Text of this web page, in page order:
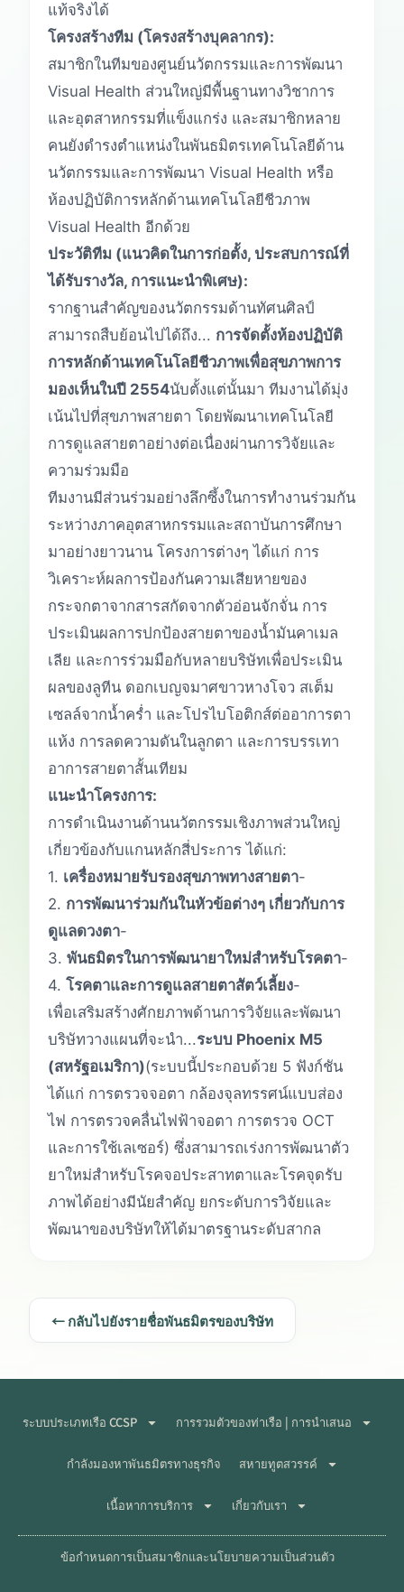
แท้จริงได้
โครงสร้างทีม (โครงสร้างบุคลากร):
สมาชิกในทีมของศูนย์นวัตกรรมและการพัฒนา
Visual Health ส่วนใหญ่มีพื้นฐานทางวิชาการ
และอุตสาหกรรมที่แข็งแกร่ง และสมาชิกหลาย
คนยังดำรงตำแหน่งในพันธมิตรเทคโนโลยีด้าน
นวัตกรรมและการพัฒนา Visual Health หรือ
ห้องปฏิบัติการหลักด้านเทคโนโลยีชีวภาพ
Visual Health อีกด้วย
ประวัติทีม (แนวคิดในการก่อตั้ง, ประสบการณ์ที่
ได้รับรางวัล, การแนะนำพิเศษ):
รากฐานสำคัญของนวัตกรรมด้านทัศนศิลป์
สามารถสืบย้อนไปได้ถึง... การจัดตั้งห้องปฏิบัติ
การหลักด้านเทคโนโลยีชีวภาพเพื่อสุขภาพการ
มองเห็นในปี 2554นับตั้งแต่นั้นมา ทีมงานได้มุ่ง
เน้นไปที่สุขภาพสายตา โดยพัฒนาเทคโนโลยี
การดูแลสายตาอย่างต่อเนื่องผ่านการวิจัยและ
ความร่วมมือ
ทีมงานมีส่วนร่วมอย่างลึกซึ้งในการทำงานร่วมกัน
ระหว่างภาคอุตสาหกรรมและสถาบันการศึกษา
มาอย่างยาวนาน โครงการต่างๆ ได้แก่ การ
วิเคราะห์ผลการป้องกันความเสียหายของ
กระจกตาจากสารสกัดจากตัวอ่อนจักจั่น การ
ประเมินผลการปกป้องสายตาของน้ำมันคาเมล
เลีย และการร่วมมือกับหลายบริษัทเพื่อประเมิน
ผลของลูทีน ดอกเบญจมาศขาวหางโจว สเต็ม
เซลล์จากน้ำคร่ำ และโปรไบโอติกส์ต่ออาการตา
แห้ง การลดความดันในลูกตา และการบรรเทา
อาการสายตาสั้นเทียม
แนะนำโครงการ:
การดำเนินงานด้านนวัตกรรมเชิงภาพส่วนใหญ่
เกี่ยวข้องกับแกนหลักสี่ประการ ได้แก่:
1. เครื่องหมายรับรองสุขภาพทางสายตา-
2. การพัฒนาร่วมกันในหัวข้อต่างๆ เกี่ยวกับการ
ดูแลดวงตา-
3. พันธมิตรในการพัฒนายาใหม่สำหรับโรคตา-
4. โรคตาและการดูแลสายตาสัตว์เลี้ยง-
เพื่อเสริมสร้างศักยภาพด้านการวิจัยและพัฒนา
บริษัทวางแผนที่จะนำ...ระบบ Phoenix M5
(สหรัฐอเมริกา)(ระบบนี้ประกอบด้วย 5 ฟังก์ชัน
ได้แก่ การตรวจจอตา กล้องจุลทรรศน์แบบส่อง
ไฟ การตรวจคลื่นไฟฟ้าจอตา การตรวจ OCT
และการใช้เลเซอร์) ซึ่งสามารถเร่งการพัฒนาตัว
ยาใหม่สำหรับโรคจอประสาทตาและโรคจุดรับ
ภาพได้อย่างมีนัยสำคัญ ยกระดับการวิจัยและ
พัฒนาของบริษัทให้ได้มาตรฐานระดับสากล
← กลับไปยังรายชื่อพันธมิตรของบริษัท
ระบบประเภทเรือ CCSP การรวมตัวของท่าเรือ | การนำเสนอ
กำลังมองหาพันธมิตรทางธุรกิจ สหายทูตสวรรค์
เนื้อหาการบริการ เกี่ยวกับเรา
ข้อกำหนดการเป็นสมาชิกและนโยบายความเป็นส่วนตัว